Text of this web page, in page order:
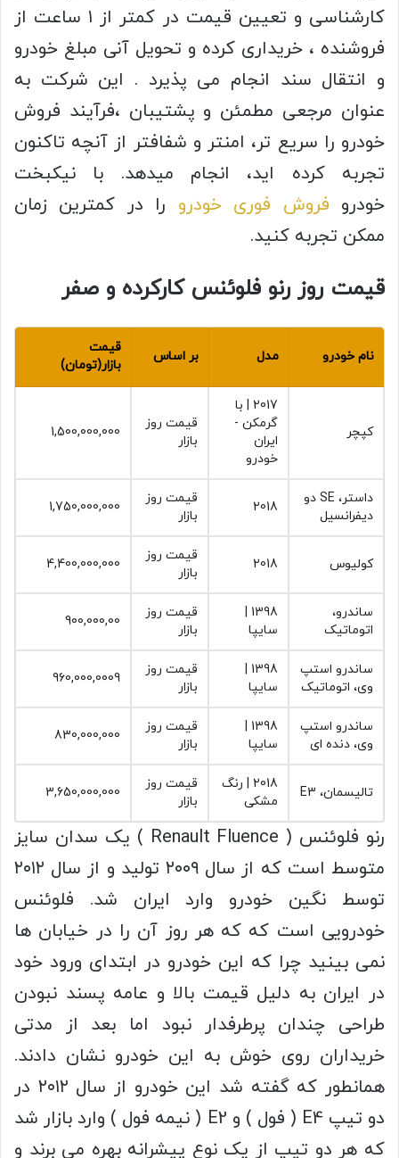
کارشناسی و تعیین قیمت در کمتر از ۱ ساعت از
فروشنده ، خریداری کرده و تحویل آنی مبلغ خودرو
و انتقال سند انجام می پذیرد . این شرکت به
عنوان مرجعی مطمئن و پشتیبان ،فرآیند فروش
خودرو را سریع تر، امنتر و شفافتر از آنچه تاکنون
تجربه کرده اید، انجام میدهد. با نیکبخت
خودرو فروش فوری خودرو را در کمترین زمان
ممکن تجربه کنید.
قیمت روز رنو فلوئنس کارکرده و صفر
نام خودرو مدل بر اساس
قیمت
بازار(تومان)
کپچر‏‏‏‏
2017 | با
گرمکن -
ایران
خودرو
قیمت روز
بازار
1,500,000,000
داستر‏، SE دو
دیفرانسیل‏
2018
قیمت روز
بازار
1,750,000,000
کولیوس‏ 2018
قیمت روز
بازار
4,400,000,000
ساندرو‏،
اتوماتیک
سایپا
قیمت روز
بازار
900,000,00
ساندرو استپ
وی‏، اتوماتیک
سایپا
قیمت روز
بازار
960,000,0009
ساندرو استپ
وی‏، دنده ای
سایپا
قیمت روز
بازار
830,000,000
تالیسمان‏، E3
2018 | رنگ
مشکی
قیمت روز
بازار
3,650,000,000
رنو فلوئنس ( Renault Fluence ) یک سدان سایز
متوسط است که از سال ۲۰۰۹ تولید و از سال ۲۰۱۲
توسط نگین خودرو وارد ایران شد. فلوئنس
خودرویی است که که هر روز آن را در خیابان ها
نمی بینید چرا که این خودرو در ابتدای ورود خود
در ایران به دلیل قیمت بالا و عامه پسند نبودن
طراحی چندان پرطرفدار نبود اما بعد از مدتی
خریداران روی خوش به این خودرو نشان دادند.
همانطور که گفته شد این خودرو از سال ۲۰۱۲ در
دو تیپ E4 ( فول ) و E2 ( نیمه فول ) وارد بازار شد
که هر دو تیپ از یک نوع پیشرانه بهره می برند و